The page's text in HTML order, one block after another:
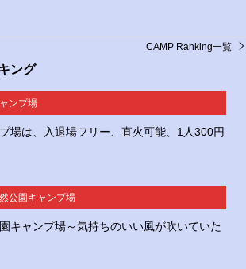
ング
ンプ場
場は、入退場フリー、直火可能、1人300円
公園キャンプ場
キャンプ場～気持ちのいい風が吹いていた
CAMP Ranking一覧